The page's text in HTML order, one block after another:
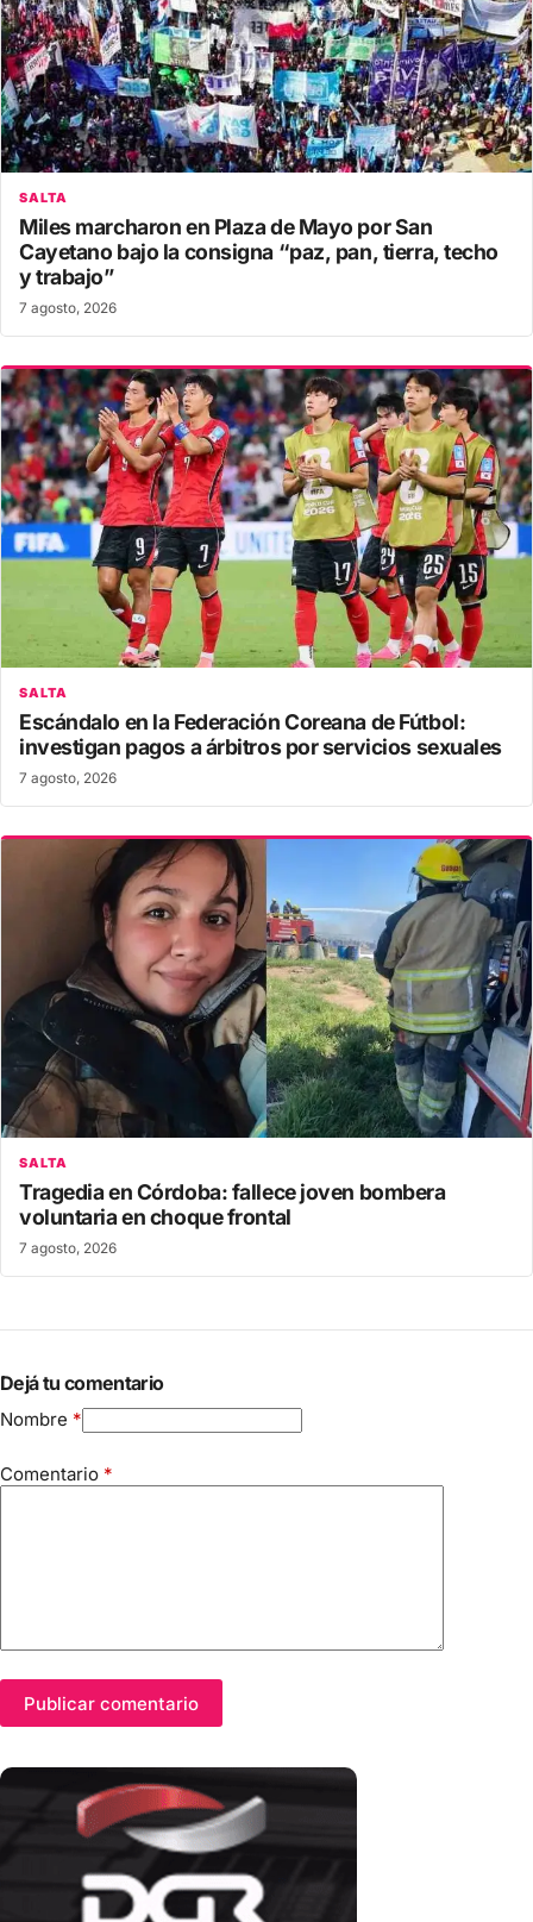
SALTA
Miles marcharon en Plaza de Mayo por San
Cayetano bajo la consigna “paz, pan, tierra, techo
y trabajo”
7 agosto, 2026
SALTA
Escándalo en la Federación Coreana de Fútbol:
investigan pagos a árbitros por servicios sexuales
7 agosto, 2026
SALTA
Tragedia en Córdoba: fallece joven bombera
voluntaria en choque frontal
7 agosto, 2026
Dejá tu comentario
Nombre *
Comentario *
Publicar comentario